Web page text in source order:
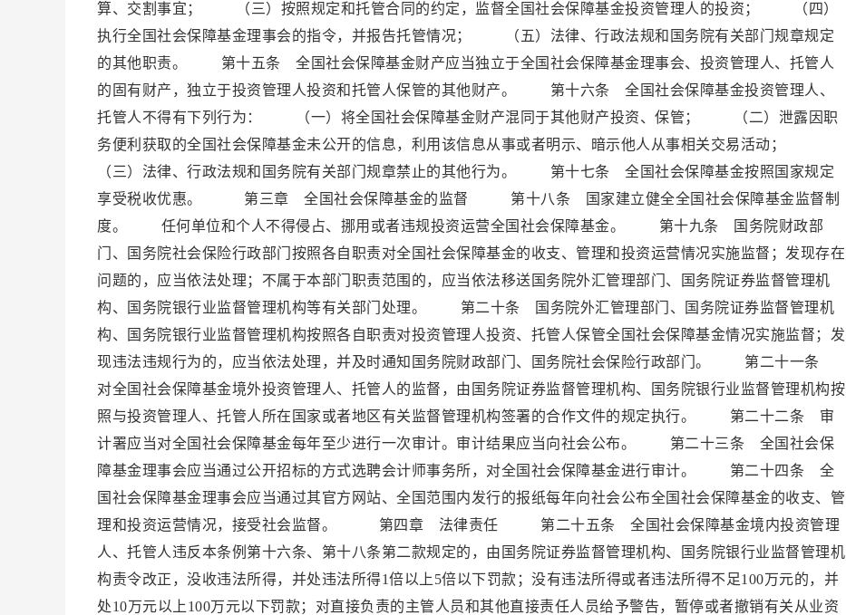
算、交割事宜； （三）按照规定和托管合同的约定，监督全国社会保障基金投资管理人的投资； （四）
执行全国社会保障基金理事会的指令，并报告托管情况； （五）法律、行政法规和国务院有关部门规章规定
的其他职责。 第十五条 全国社会保障基金财产应当独立于全国社会保障基金理事会、投资管理人、托管人
的固有财产，独立于投资管理人投资和托管人保管的其他财产。 第十六条 全国社会保障基金投资管理人、
托管人不得有下列行为： （一）将全国社会保障基金财产混同于其他财产投资、保管； （二）泄露因职
务便利获取的全国社会保障基金未公开的信息，利用该信息从事或者明示、暗示他人从事相关交易活动；
（三）法律、行政法规和国务院有关部门规章禁止的其他行为。 第十七条 全国社会保障基金按照国家规定
享受税收优惠。 第三章 全国社会保障基金的监督 第十八条 国家建立健全全国社会保障基金监督制
度。 任何单位和个人不得侵占、挪用或者违规投资运营全国社会保障基金。 第十九条 国务院财政部
门、国务院社会保险行政部门按照各自职责对全国社会保障基金的收支、管理和投资运营情况实施监督；发现存在
问题的，应当依法处理；不属于本部门职责范围的，应当依法移送国务院外汇管理部门、国务院证券监督管理机
构、国务院银行业监督管理机构等有关部门处理。 第二十条 国务院外汇管理部门、国务院证券监督管理机
构、国务院银行业监督管理机构按照各自职责对投资管理人投资、托管人保管全国社会保障基金情况实施监督；发
现违法违规行为的，应当依法处理，并及时通知国务院财政部门、国务院社会保险行政部门。 第二十一条
对全国社会保障基金境外投资管理人、托管人的监督，由国务院证券监督管理机构、国务院银行业监督管理机构按
照与投资管理人、托管人所在国家或者地区有关监督管理机构签署的合作文件的规定执行。 第二十二条 审
计署应当对全国社会保障基金每年至少进行一次审计。审计结果应当向社会公布。 第二十三条 全国社会保
障基金理事会应当通过公开招标的方式选聘会计师事务所，对全国社会保障基金进行审计。 第二十四条 全
国社会保障基金理事会应当通过其官方网站、全国范围内发行的报纸每年向社会公布全国社会保障基金的收支、管
理和投资运营情况，接受社会监督。 第四章 法律责任 第二十五条 全国社会保障基金境内投资管理
人、托管人违反本条例第十六条、第十八条第二款规定的，由国务院证券监督管理机构、国务院银行业监督管理机
构责令改正，没收违法所得，并处违法所得1倍以上5倍以下罚款；没有违法所得或者违法所得不足100万元的，并
处10万元以上100万元以下罚款；对直接负责的主管人员和其他直接责任人员给予警告，暂停或者撤销有关从业资